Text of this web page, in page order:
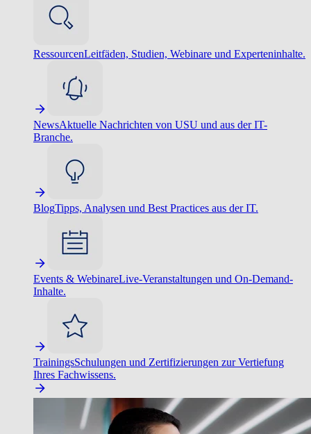
RessourcenLeitfäden, Studien, Webinare und Experteninhalte.
NewsAktuelle Nachrichten von USU und aus der IT-
Branche.
BlogTipps, Analysen und Best Practices aus der IT.
Events & WebinareLive-Veranstaltungen und On-Demand-
Inhalte.
TrainingsSchulungen und Zertifizierungen zur Vertiefung
Ihres Fachwissens.